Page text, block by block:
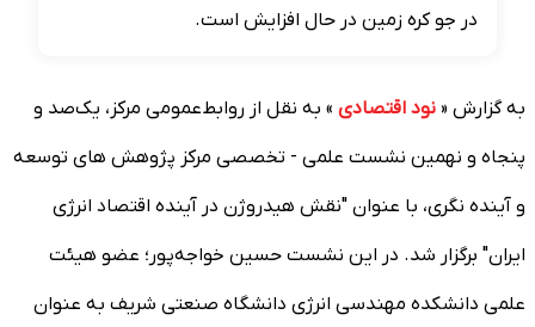
در جو کره زمین در حال افزایش است.
به گزارش « نود اقتصادی » به نقل از روابط‌عمومی مرکز، یک‌صد و
پنجاه و نهمین نشست علمی - تخصصی مرکز پژوهش های توسعه
و آینده نگری، با عنوان "نقش هیدروژن در آینده اقتصاد انرژی
ایران" برگزار شد. در این نشست حسین خواجه‌پور؛ عضو هیئت
علمی دانشکده مهندسی انرژی دانشگاه صنعتی شریف به عنوان